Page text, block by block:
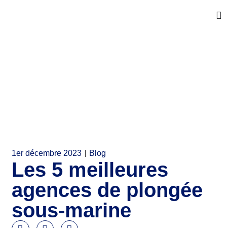
1er décembre 2023 Blog
Les 5 meilleures
agences de plongée
sous-marine